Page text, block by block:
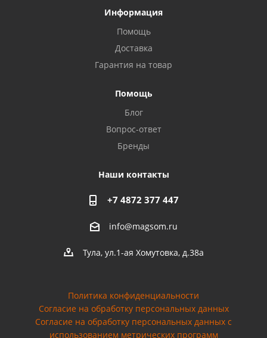
Информация
Помощь
Доставка
Гарантия на товар
Помощь
Блог
Вопрос-ответ
Бренды
Наши контакты
+7 4872 377 447
info@magsom.ru
Тула, ул.1-ая Хомутовка, д.38а
Политика конфиденциальности
Согласие на обработку персональных данных
Cогласие на обработку персональных данных с
использованием метрических программ